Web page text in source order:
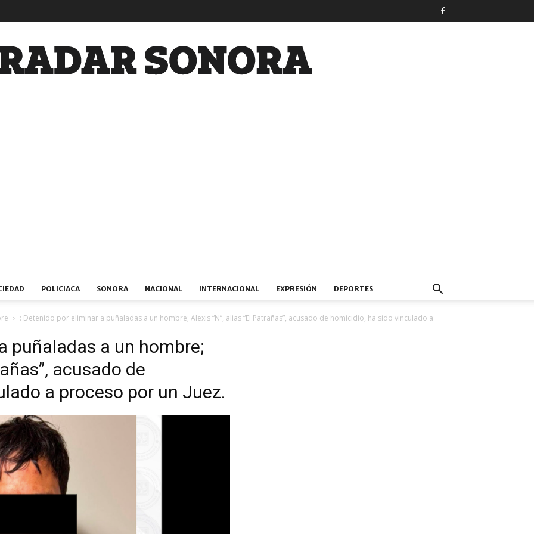
POLICIACA SONORA NACIONAL INTERNACIONAL EXPRESIÓN DEPORTES
: Detenido por eliminar a puñaladas a un hombre; Alexis “N”, alias “El Patrañas”, acusado de homicidio, ha sido vinculado a
puñaladas a un hombre;
acusado de
a proceso por un Juez.